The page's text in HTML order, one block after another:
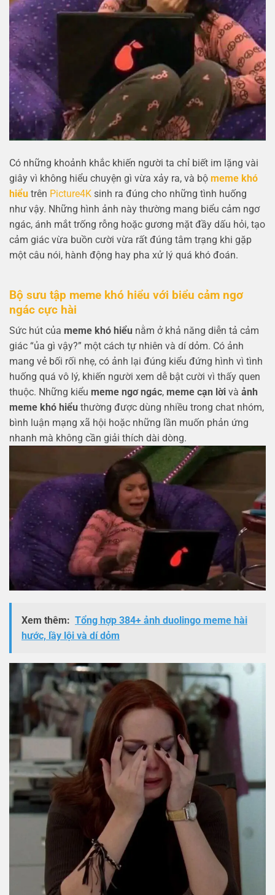
Có những khoảnh khắc khiến người ta chỉ biết im lặng vài
giây vì không hiểu chuyện gì vừa xảy ra, và bộ meme khó
hiểu trên Picture4K sinh ra đúng cho những tình huống
như vậy. Những hình ảnh này thường mang biểu cảm ngơ
ngác, ánh mắt trống rỗng hoặc gương mặt đầy dấu hỏi, tạo
cảm giác vừa buồn cười vừa rất đúng tâm trạng khi gặp
một câu nói, hành động hay pha xử lý quá khó đoán.
Bộ sưu tập meme khó hiểu với biểu cảm ngơ
ngác cực hài
Sức hút của meme khó hiểu nằm ở khả năng diễn tả cảm
giác “ủa gì vậy?” một cách tự nhiên và dí dỏm. Có ảnh
mang vẻ bối rối nhẹ, có ảnh lại đúng kiểu đứng hình vì tình
huống quá vô lý, khiến người xem dễ bật cười vì thấy quen
thuộc. Những kiểu meme ngơ ngác, meme cạn lời và ảnh
meme khó hiểu thường được dùng nhiều trong chat nhóm,
bình luận mạng xã hội hoặc những lần muốn phản ứng
nhanh mà không cần giải thích dài dòng.
Xem thêm: Tổng hợp 384+ ảnh duolingo meme hài
hước, lầy lội và dí dỏm